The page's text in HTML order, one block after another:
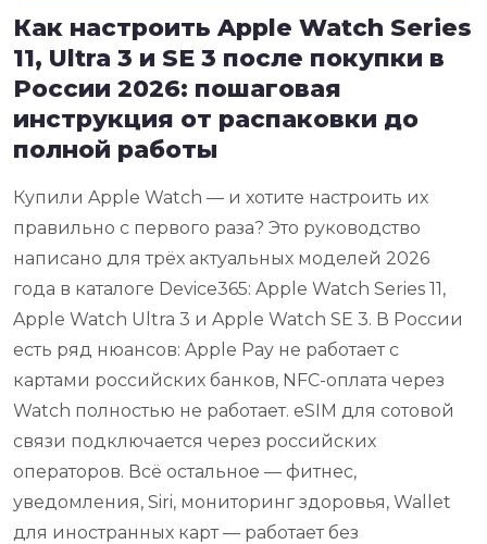
Как настроить Apple Watch Series
11, Ultra 3 и SE 3 после покупки в
России 2026: пошаговая
инструкция от распаковки до
полной работы
Купили Apple Watch — и хотите настроить их
правильно с первого раза? Это руководство
написано для трёх актуальных моделей 2026
года в каталоге Device365: Apple Watch Series 11,
Apple Watch Ultra 3 и Apple Watch SE 3. В России
есть ряд нюансов: Apple Pay не работает с
картами российских банков, NFC-оплата через
Watch полностью не работает. eSIM для сотовой
связи подключается через российских
операторов. Всё остальное — фитнес,
уведомления, Siri, мониторинг здоровья, Wallet
для иностранных карт — работает без